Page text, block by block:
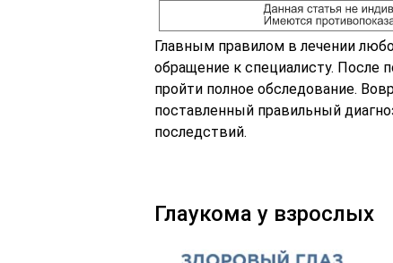
Главным правилом в лечении
обращение к специалисту. После
пройти полное обследование.
поставленный правильный
последствий.
Глаукома у взрослых